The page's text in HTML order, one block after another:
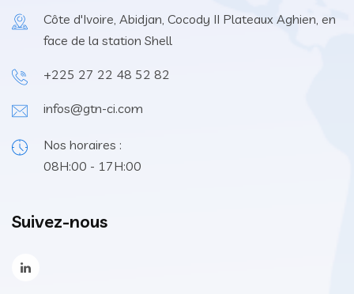
Côte d'Ivoire, Abidjan, Cocody II Plateaux Aghien, en
face de la station Shell
+225 27 22 48 52 82
infos@gtn-ci.com
Nos horaires :
08H:00 - 17H:00
Suivez-nous